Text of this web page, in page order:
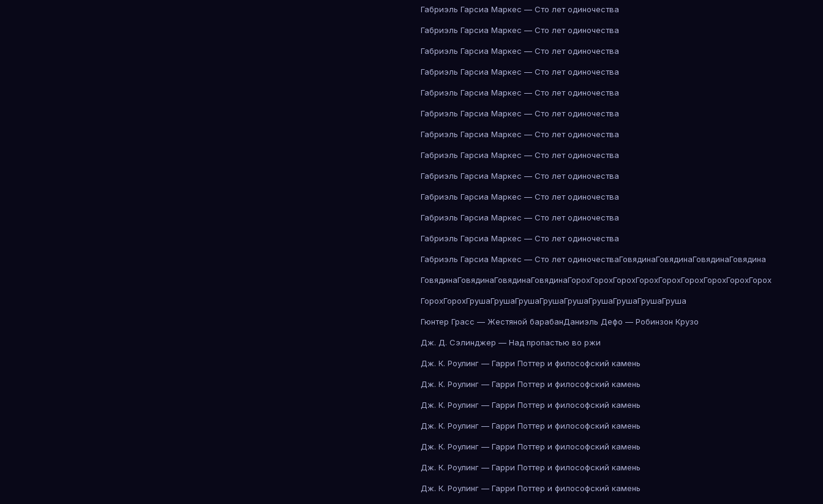
Габриэль Гарсиа Маркес — Сто лет одиночества
Габриэль Гарсиа Маркес — Сто лет одиночества
Габриэль Гарсиа Маркес — Сто лет одиночества
Габриэль Гарсиа Маркес — Сто лет одиночества
Габриэль Гарсиа Маркес — Сто лет одиночества
Габриэль Гарсиа Маркес — Сто лет одиночества
Габриэль Гарсиа Маркес — Сто лет одиночества
Габриэль Гарсиа Маркес — Сто лет одиночества
Габриэль Гарсиа Маркес — Сто лет одиночества
Габриэль Гарсиа Маркес — Сто лет одиночества
Габриэль Гарсиа Маркес — Сто лет одиночества
Габриэль Гарсиа Маркес — Сто лет одиночества
Габриэль Гарсиа Маркес — Сто лет одиночестваГовядинаГовядинаГовядинаГовядина
ГовядинаГовядинаГовядинаГовядинаГорохГорохГорохГорохГорохГорохГорохГорохГорох
ГорохГорохГрушаГрушаГрушаГрушаГрушаГрушаГрушаГрушаГруша
Гюнтер Грасс — Жестяной барабанДаниэль Дефо — Робинзон Крузо
Дж. Д. Сэлинджер — Над пропастью во ржи
Дж. К. Роулинг — Гарри Поттер и философский камень
Дж. К. Роулинг — Гарри Поттер и философский камень
Дж. К. Роулинг — Гарри Поттер и философский камень
Дж. К. Роулинг — Гарри Поттер и философский камень
Дж. К. Роулинг — Гарри Поттер и философский камень
Дж. К. Роулинг — Гарри Поттер и философский камень
Дж. К. Роулинг — Гарри Поттер и философский камень